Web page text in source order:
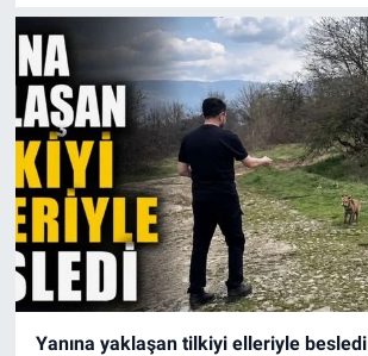
Yanına yaklaşan tilkiyi elleriyle besledi